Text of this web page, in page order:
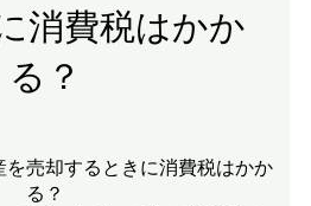
消費税はかか
る？